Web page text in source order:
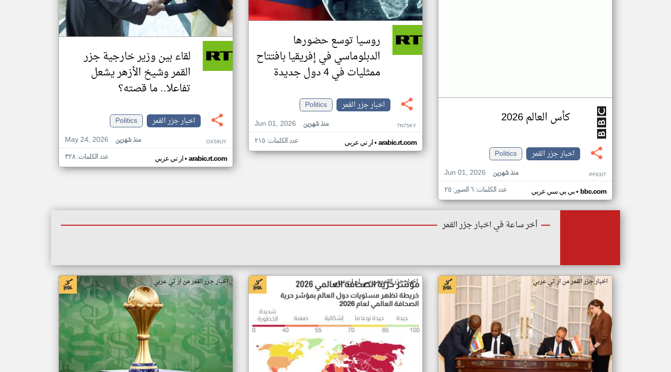
كأس العالم 2026
اخبار جزر القمر
Politics
Jun 01, 2026
منذ شهرين PF63IT
بي بي سي عربي• bbc.com عدد الكلمات: ٦ الصور: ٢٥
روسيا توسع حضورها
الدبلوماسي في إفريقيا بافتتاح
ممثليات في 4 دول جديدة
اخبار جزر القمر
Politics
Jun 01, 2026
منذ شهرين TN75KY
ار تي عربي• arabic.rt.com عدد الكلمات: ٢١٥
لقاء بين وزير خارجية جزر
القمر وشيخ الأزهر يشعل
تفاعلا.. ما قصته؟
اخبار جزر القمر
Politics
May 24, 2026
منذ شهرين OX58UY
ار تي عربي• arabic.rt.com عدد الكلمات: ٣٢٨
أخر ساعة في اخبار جزر القمر
اخبار جزر القمر من ار تي عربي اخبار جزر القمر من سي ان ان عربي اخبار جزر القمر من ار تي عربي